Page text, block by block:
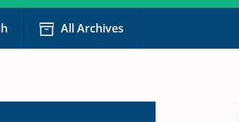
All Archives